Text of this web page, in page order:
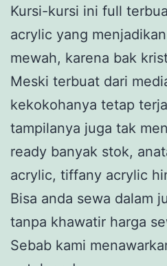
Kursi-kursi ini full
acrylic yang
mewah, karena bak
Meski terbuat dari
kekokohanya tetap
tampilanya juga tak
ready banyak stok,
acrylic, tiffany acrylic
Bisa anda sewa dalam
tanpa khawatir harga
Sebab kami